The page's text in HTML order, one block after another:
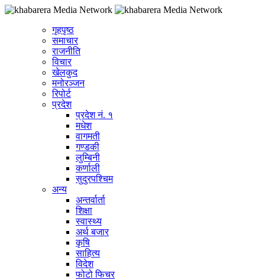
गृहपृष्ठ
समाचार
राजनीति
विचार
खेलकुद
मनोरञ्जन
रिपोर्ट
प्रदेश
प्रदेश नं. १
मधेश
वागमती
गण्डकी
लुम्बिनी
कर्णाली
सुदुरपश्चिम
अन्य
अन्तर्वार्ता
शिक्षा
स्वास्थ्य
अर्थ बजार
कृषि
साहित्य
विदेश
फोटो फिचर